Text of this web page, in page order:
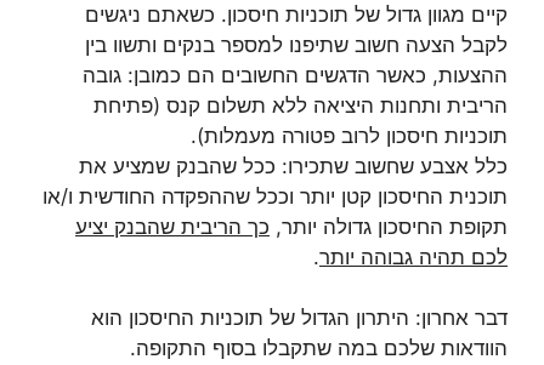
קיים מגוון גדול של תוכניות חיסכון. כשאתם ניגשים
לקבל הצעה חשוב שתיפנו למספר בנקים ותשוו בין
ההצעות, כאשר הדגשים החשובים הם כמובן: גובה
הריבית ותחנות היציאה ללא תשלום קנס (פתיחת
תוכניות חיסכון לרוב פטורה מעמלות).
כלל אצבע שחשוב שתכירו: ככל שהבנק שמציע את
תוכנית החיסכון קטן יותר וככל שההפקדה החודשית ו/או
תקופת החיסכון גדולה יותר, כך הריבית שהבנק יציע
לכם תהיה גבוהה יותר.
דבר אחרון: היתרון הגדול של תוכניות החיסכון הוא
הוודאות שלכם במה שתקבלו בסוף התקופה.